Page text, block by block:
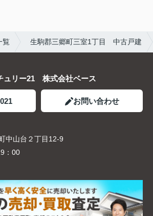
覧 生駒郡三郷町三室1丁目 中古戸建
ュリー21 株式会社ベース
お問い合わせ
中山台２丁目12-9
：00